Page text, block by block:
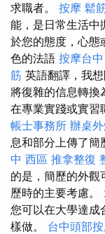
求職者。 按摩 鬆
能，是日常生活中
於您的態度，心態
色的法語 按摩台中
筋 英語翻譯，我
將復雜的信息轉
在專業實踐或實習
帳士事務所 辦桌
息和部分上傳了簡
中 西區 推拿整復
的是，簡歷的外觀
歷時的主要考慮。
您可以在大學達成
樣做。 台中頭部